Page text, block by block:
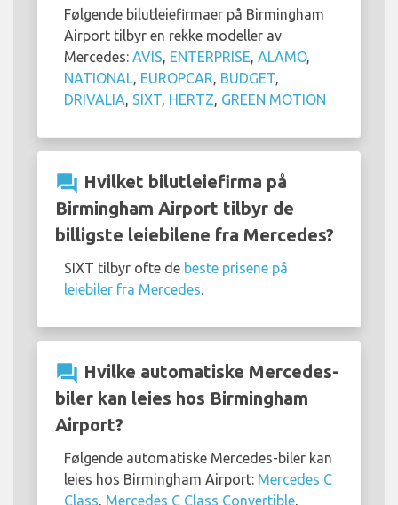
Følgende bilutleiefirmaer på Birmingham
Airport tilbyr en rekke modeller av
Mercedes: AVIS, ENTERPRISE, ALAMO,
NATIONAL, EUROPCAR, BUDGET,
DRIVALIA, SIXT, HERTZ, GREEN MOTION
question_answer Hvilket bilutleiefirma på
Birmingham Airport tilbyr de
billigste leiebilene fra Mercedes?
SIXT tilbyr ofte de beste prisene på
leiebiler fra Mercedes.
question_answer Hvilke automatiske Mercedes-
biler kan leies hos Birmingham
Airport?
Følgende automatiske Mercedes-biler kan
leies hos Birmingham Airport: Mercedes C
Class, Mercedes C Class Convertible,